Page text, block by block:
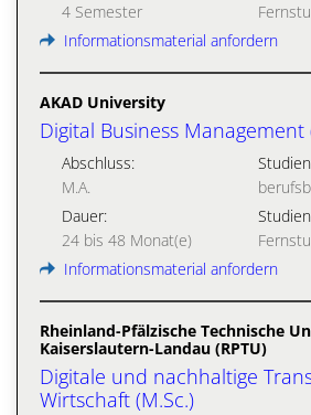
4 Semester
Informationsmaterial anfordern
AKAD University
Digital Business Management
Abschluss:
M.A.
Dauer:
24 bis 48 Monat(e)
Informationsmaterial anfordern
Rheinland-Pfälzische Technische
Kaiserslautern-Landau (RPTU)
Digitale und nachhaltige
Wirtschaft (M.Sc.)